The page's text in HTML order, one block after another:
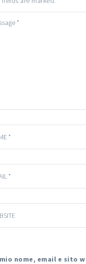
nome, email e sito